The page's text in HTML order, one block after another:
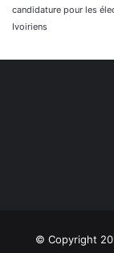
candidature pour les
Ivoiriens
© Copyright